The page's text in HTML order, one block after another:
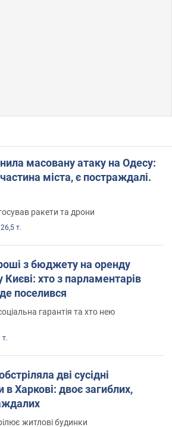
масовану атаку на Одесу:
міста, є постраждалі.
ракети та дрони
26,5 т.
з бюджету на оренду
Києві: хто з парламентарів
поселився
гарантія та хто нею
т.
дві сусідні
в Харкові: двоє загиблих,
житлові будинки